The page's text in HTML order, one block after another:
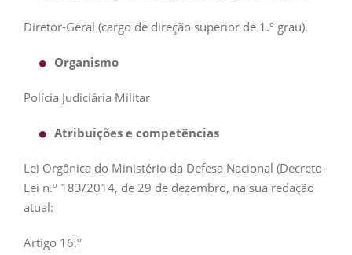
Diretor-Geral (cargo de direção superior de 1.º grau).
Organismo
Polícia Judiciária Militar
Atribuições e competências
Lei Orgânica do Ministério da Defesa Nacional (Decreto-
Lei n.º 183/2014, de 29 de dezembro, na sua redação
atual:
Artigo 16.º